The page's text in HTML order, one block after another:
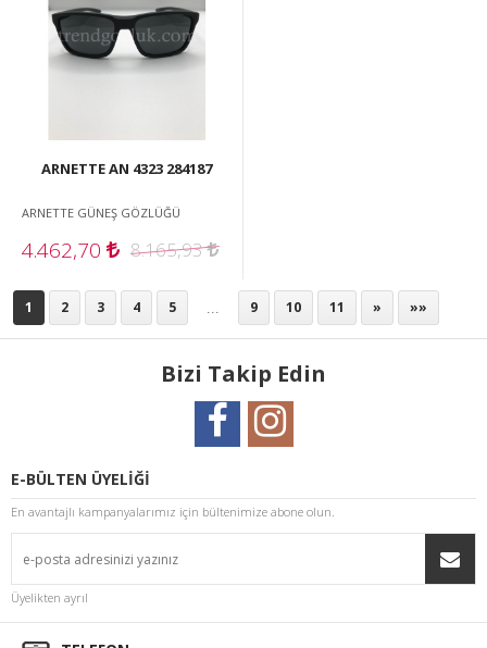
ARNETTE AN 4323 284187
ARNETTE GÜNEŞ GÖZLÜĞÜ
4.462,70 8.165,93
1 2 3 4 5 ... 9 10 11 » »»
Bizi Takip Edin
E-BÜLTEN ÜYELİĞİ
En avantajlı kampanyalarımız için bültenimize abone olun.
Üyelikten ayrıl